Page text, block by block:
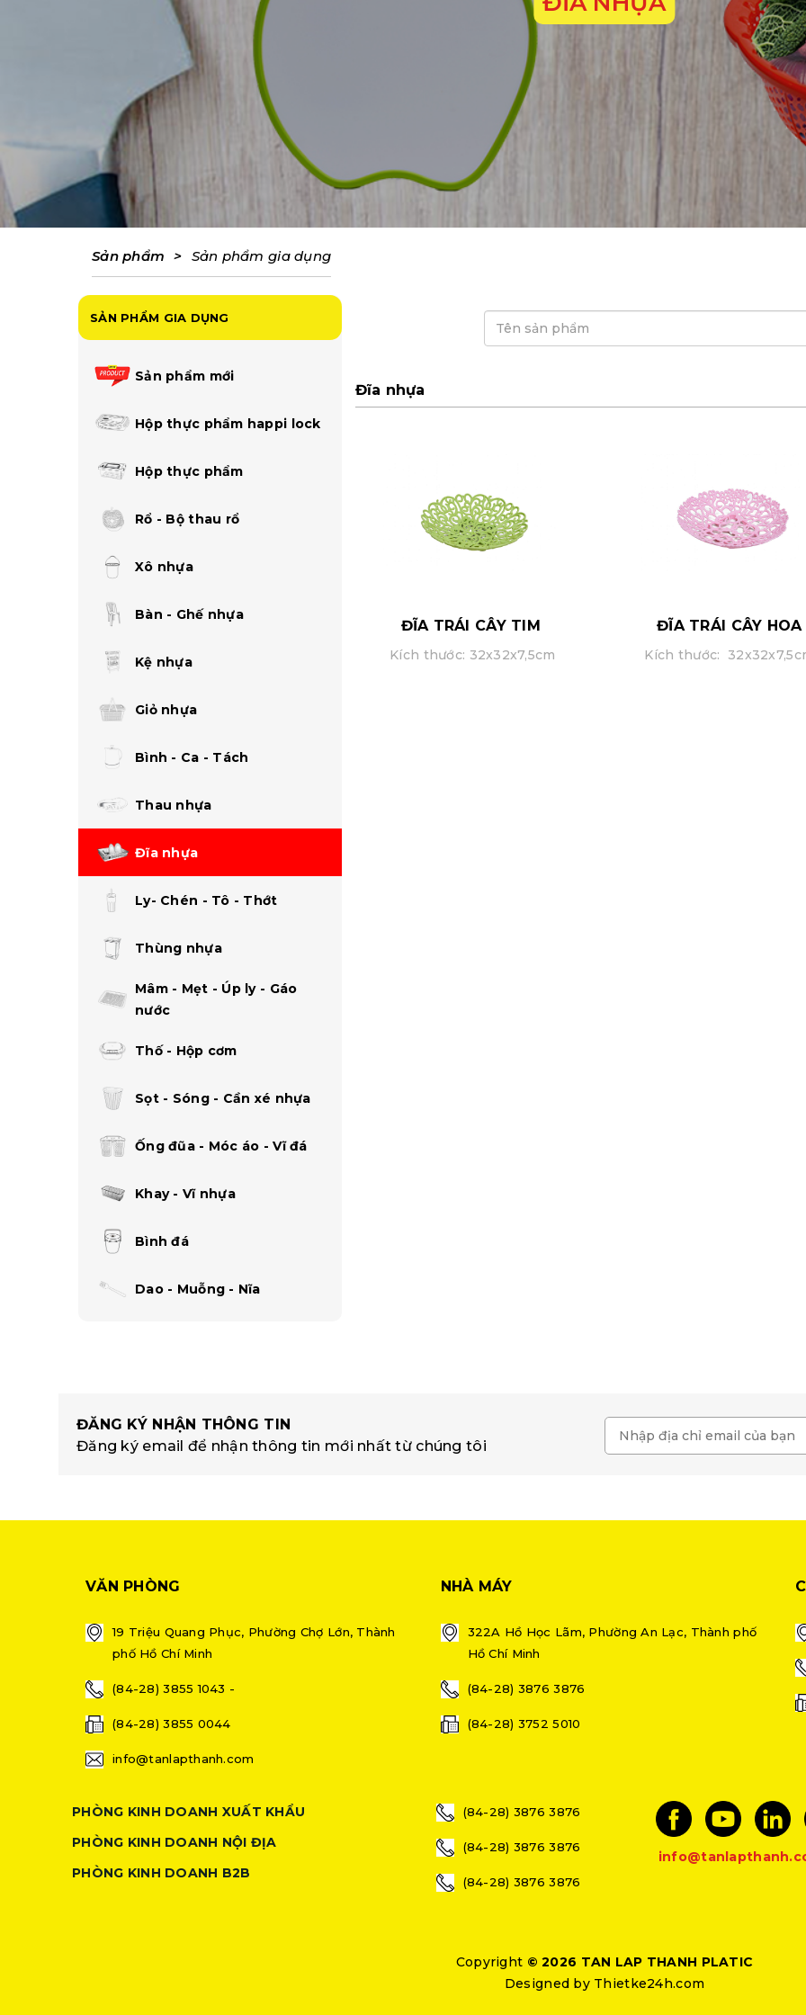
Sản phẩm > Sản phẩm gia dụng
SẢN PHẨM GIA DỤNG
Sản phẩm mới
Hộp thực phẩm happi lock
Hộp thực phẩm
Rổ - Bộ thau rổ
Xô nhựa
Bàn - Ghế nhựa
Kệ nhựa
Giỏ nhựa
Bình - Ca - Tách
Thau nhựa
Đĩa nhựa
Ly- Chén - Tô - Thớt
Thùng nhựa
Mâm - Mẹt - Úp ly - Gáo
nước
Thố - Hộp cơm
Sọt - Sóng - Cần xé nhựa
Ống đũa - Móc áo - Vĩ đá
Khay - Vĩ nhựa
Bình đá
Dao - Muỗng - Nĩa
Đĩa nhựa
ĐĨA TRÁI CÂY TIM
Kích thước: 32x32x7,5cm
ĐĨA TRÁI CÂY HOA
Kích thước:
ĐĂNG KÝ NHẬN THÔNG TIN
Đăng ký email để nhận thông tin mới nhất từ chúng tôi
VĂN PHÒNG
19 Triệu Quang Phục, Phường Chợ Lớn, Thành
phố Hồ Chí Minh
(84-28) 3855 1043 -
(84-28) 3855 0044
info@tanlapthanh.com
NHÀ MÁY
322A Hồ Học Lãm, Phường An Lạc, Thành phố
Hồ Chí Minh
(84-28) 3876 3876
(84-28) 3752 5010
PHÒNG KINH DOANH XUẤT KHẨU
PHÒNG KINH DOANH NỘI ĐỊA
PHÒNG KINH DOANH B2B
(84-28) 3876 3876
(84-28) 3876 3876
(84-28) 3876 3876
Copyright © 2026 TAN LAP THANH PLATIC
Designed by Thietke24h.com